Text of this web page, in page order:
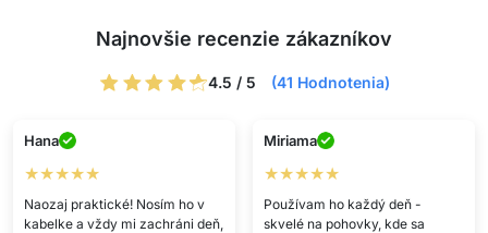
Najnovšie recenzie zákazníkov
4.5 / 5 (41 Hodnotenia)
Hana
★★★★★
Naozaj praktické! Nosím ho v
kabelke a vždy mi zachráni deň,
Miriama
★★★★★
Používam ho každý deň -
skvelé na pohovky, kde sa